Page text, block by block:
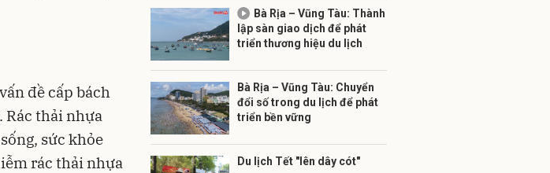
đề cấp bách
thải nhựa
sức khỏe
rác thải nhựa
Bà Rịa – Vũng Tàu: Thành
lập sàn giao dịch để phát
triển thương hiệu du lịch
Bà Rịa – Vũng Tàu: Chuyển
đổi số trong du lịch để phát
triển bền vững
Du lịch Tết "lên dây cót"